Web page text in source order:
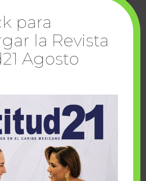
inspira; cumplen
Mayakoba y Make-A-Wish
para
la Revista
Agosto